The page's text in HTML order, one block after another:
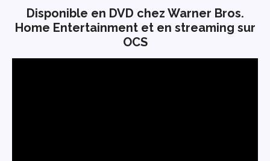
Disponible en DVD chez Warner Bros.
Home Entertainment et en streaming sur
OCS